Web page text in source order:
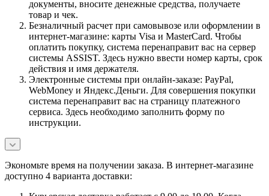
документы, вносите денежные средства, получаете
товар и чек.
Безналичный расчет при самовывозе или оформлении в
интернет-магазине: карты Visa и MasterCard. Чтобы
оплатить покупку, система перенаправит вас на сервер
системы ASSIST. Здесь нужно ввести номер карты, срок
действия и имя держателя.
Электронные системы при онлайн-заказе: PayPal,
WebMoney и Яндекс.Деньги. Для совершения покупки
система перенаправит вас на страницу платежного
сервиса. Здесь необходимо заполнить форму по
инструкции.
Экономьте время на получении заказа. В интернет-магазине
доступно 4 варианта доставки: